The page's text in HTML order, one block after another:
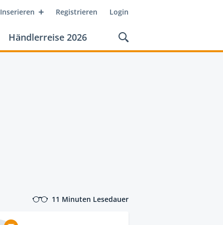
Inserieren Registrieren Login
Händlerreise 2026
11 Minuten Lesedauer